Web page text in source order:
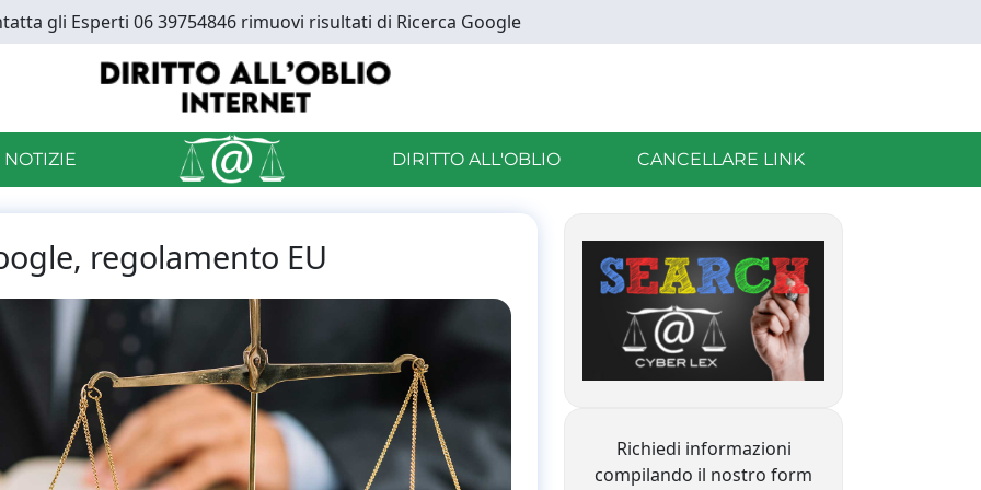
gli Esperti 06 39754846 rimuovi risultati di Ricerca Google
DIRITTO ALL'OBLIO CANCELLARE LINK
regolamento EU
Richiedi informazioni
compilando il nostro form